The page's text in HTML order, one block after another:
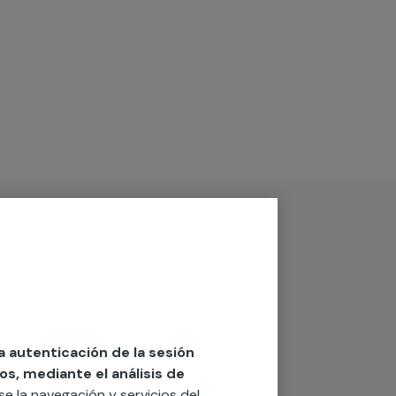
autenticación de la sesión
mediante el análisis de